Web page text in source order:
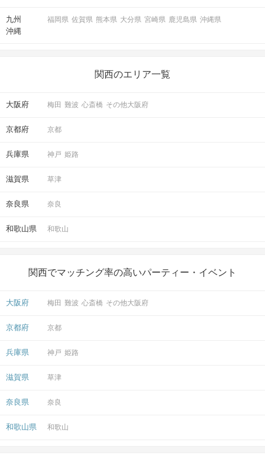
九州
沖縄
福岡県 佐賀県 熊本県 大分県 宮崎県 鹿児島県 沖縄県
関西のエリア一覧
大阪府 梅田 難波 心斎橋 その他大阪府
京都府 京都
兵庫県 神戸 姫路
滋賀県 草津
奈良県 奈良
和歌山県 和歌山
関西でマッチング率の高いパーティー・イベント
大阪府 梅田 難波 心斎橋 その他大阪府
京都府 京都
兵庫県 神戸 姫路
滋賀県 草津
奈良県 奈良
和歌山県 和歌山